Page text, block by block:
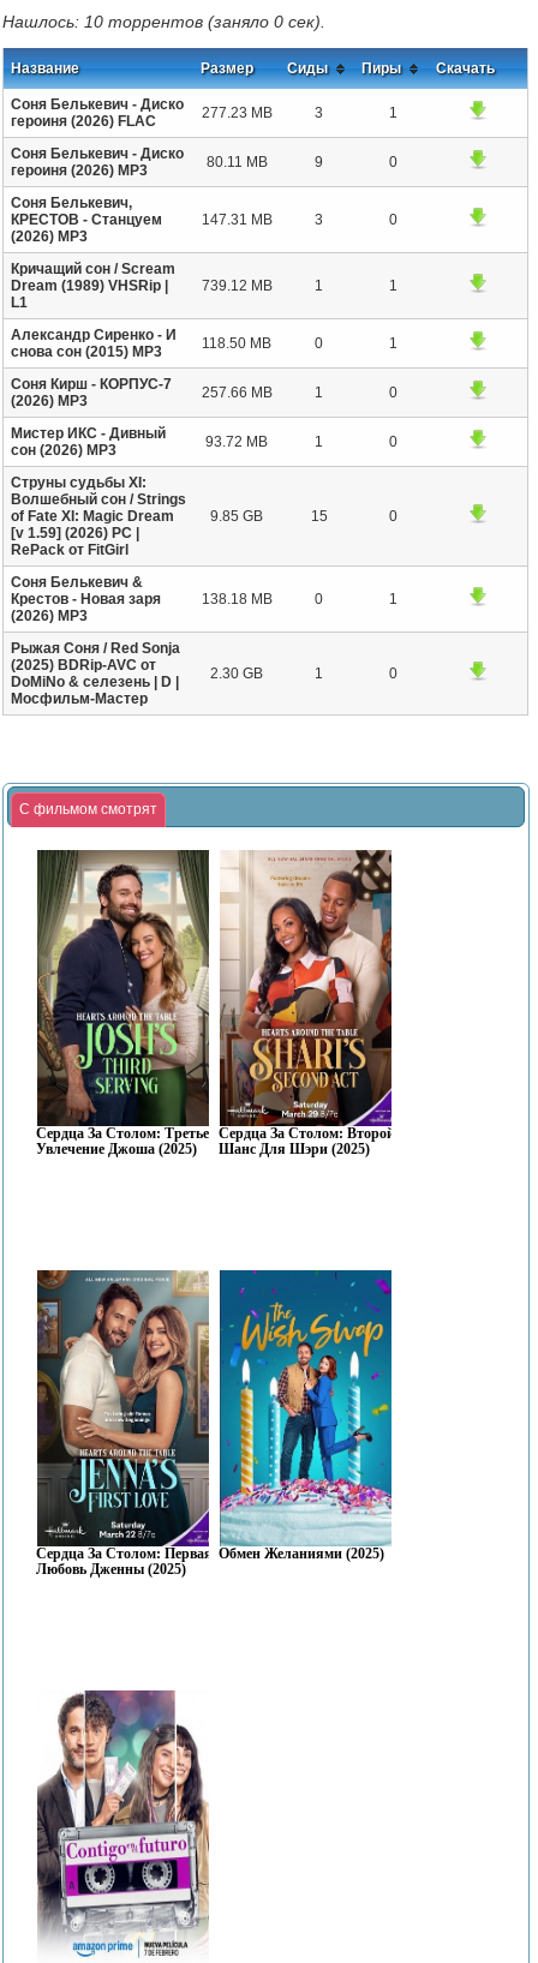
Нашлось: 10 торрентов (заняло 0 сек).
Название Размер Сиды Пиры Скачать
Соня Белькевич - Диско
героиня (2026) FLAC
277.23 MB 3 1
Соня Белькевич - Диско
героиня (2026) MP3
80.11 MB 9 0
Соня Белькевич,
КРЕСТОВ - Станцуем
(2026) MP3
147.31 MB 3 0
Кричащий сон / Scream
Dream (1989) VHSRip |
L1
739.12 MB 1 1
Александр Сиренко - И
снова сон (2015) MP3
118.50 MB 0 1
Соня Кирш - КОРПУС-7
(2026) MP3
257.66 MB 1 0
Мистер ИКС - Дивный
сон (2026) MP3
93.72 MB 1 0
Струны судьбы XI:
Волшебный сон / Strings
of Fate XI: Magic Dream
[v 1.59] (2026) PC |
RePack от FitGirl
9.85 GB 15 0
Соня Белькевич &
Крестов - Новая заря
(2026) MP3
138.18 MB 0 1
Рыжая Соня / Red Sonja
(2025) BDRip-AVC от
DoMiNo & селезень | D |
Мосфильм-Мастер
2.30 GB 1 0
С фильмом смотрят
Сердца За Столом: Третье
Увлечение Джоша (2025)
Сердца За Столом: Второй
Шанс Для Шэри (2025)
Сердца За Столом: Первая
Любовь Дженны (2025)
Обмен Желаниями (2025)